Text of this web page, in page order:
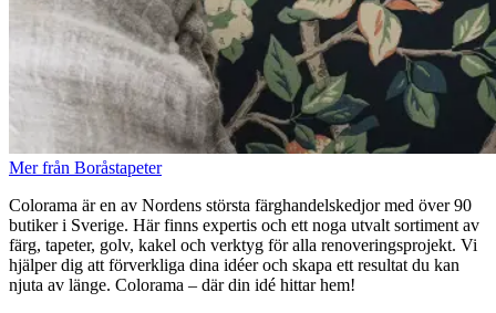
Mer från Boråstapeter
Colorama är en av Nordens största färghandelskedjor med över 90
butiker i Sverige. Här finns expertis och ett noga utvalt sortiment av
färg, tapeter, golv, kakel och verktyg för alla renoveringsprojekt. Vi
hjälper dig att förverkliga dina idéer och skapa ett resultat du kan
njuta av länge. Colorama – där din idé hittar hem!